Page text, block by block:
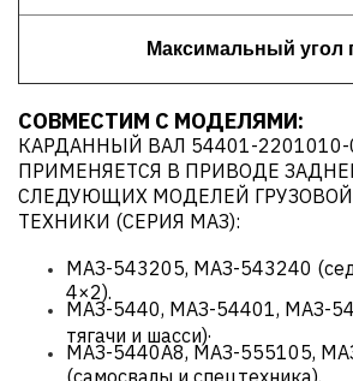
Максимальный угол
СОВМЕСТИМ С МОДЕЛЯМИ:
КАРДАННЫЙ ВАЛ 54401-2201010-
ПРИМЕНЯЕТСЯ В ПРИВОДЕ
СЛЕДУЮЩИХ МОДЕЛЕЙ
ТЕХНИКИ (СЕРИЯ МАЗ):
МАЗ-543205, МАЗ-543240
4×2).
МАЗ-5440, МАЗ-54401, МАЗ-
тягачи и шасси).
МАЗ-5440А8, МАЗ-555105,
(самосвалы и спецтехника).